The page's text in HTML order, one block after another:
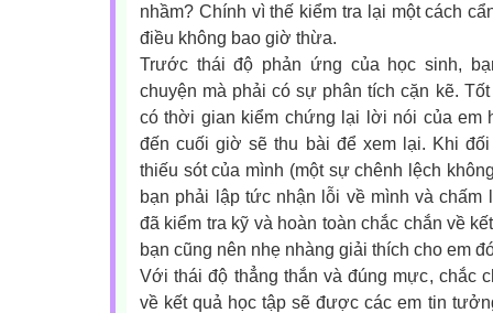
nhầm? Chính vì thế kiểm tra lại một cách
điều không bao giờ thừa.
Trước thái độ phản ứng của học sinh,
chuyện mà phải có sự phân tích cặn kẽ.
có thời gian kiểm chứng lại lời nói của em
đến cuối giờ sẽ thu bài để xem lại. Khi
thiếu sót của mình (một sự chênh lệch
bạn phải lập tức nhận lỗi về mình và chấm
đã kiểm tra kỹ và hoàn toàn chắc chắn về
bạn cũng nên nhẹ nhàng giải thích cho em
Với thái độ thẳng thắn và đúng mực, chắc
về kết quả học tập sẽ được các em tin